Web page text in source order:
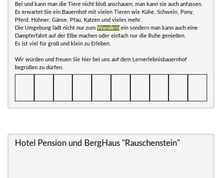
Bei und kann man die Tiere nicht bloß anschauen, man kann sie auch anfassen.
Es erwartet Sie ein Bauernhof mit vielen Tieren wie Kühe, Schwein, Pony,
Pferd, Hühner, Gänse, Pfau, Katzen und vieles mehr.
Die Umgebung lädt nicht nur zum Wandern ein sondern man kann auch eine
Dampferfahrt auf der Elbe machen oder einfach nur die Ruhe genießen.
Es ist viel für groß und klein zu Erleben.
Wir würden und freuen Sie hier bei uns auf dem Lernerlebnisbauernhof
begrüßen zu dürfen.
Hotel Pension und BergHaus "Rauschenstein"